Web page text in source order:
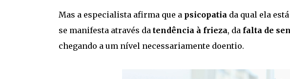
Mas a especialista afirma que a psicopatiada qual ela
se manifesta através da tendência à frieza, da falta de
chegando a um nível necessariamente doentio.